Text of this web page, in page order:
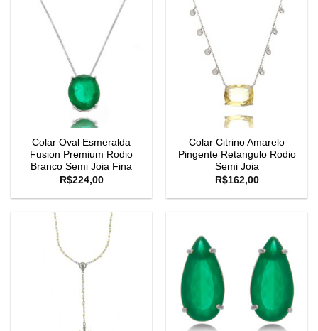
Colar Oval Esmeralda
Fusion Premium Rodio
Branco Semi Joia Fina
R$224,00
Colar Citrino Amarelo
Pingente Retangulo Rodio
Semi Joia
R$162,00